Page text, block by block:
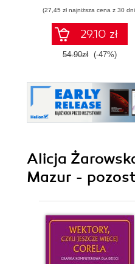
(27,45 zł najniższa cena z 30
29.10 zł
54.90zł (-47%)
Alicja
Mazur -